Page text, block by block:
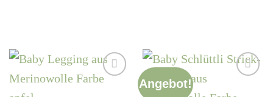
Angebot!